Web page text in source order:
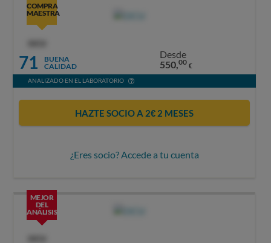
COMPRA
MAESTRA
71
BUENA
CALIDAD
Desde
550,00 €
ANALIZADO EN EL LABORATORIO
HAZTE SOCIO A 2€ 2 MESES
¿Eres socio? Accede a tu cuenta
MEJOR
DEL
ANÁLISIS